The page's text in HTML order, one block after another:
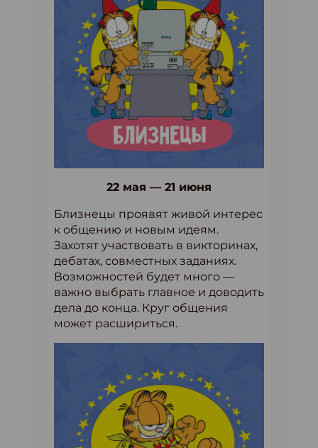
22 мая — 21 июня
Близнецы проявят живой интерес
к общению и новым идеям.
Захотят участвовать в викторинах,
дебатах, совместных заданиях.
Возможностей будет много —
важно выбрать главное и доводить
дела до конца. Круг общения
может расшириться.